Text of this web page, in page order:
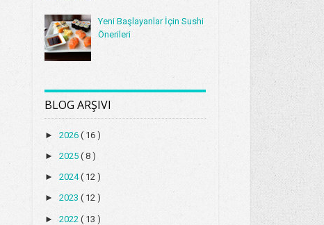
Yeni Başlayanlar İçin Sushi
Önerileri
BLOG ARŞIVI
►2026( 16 )
►2025( 8 )
►2024( 12 )
►2023( 12 )
►2022( 13 )